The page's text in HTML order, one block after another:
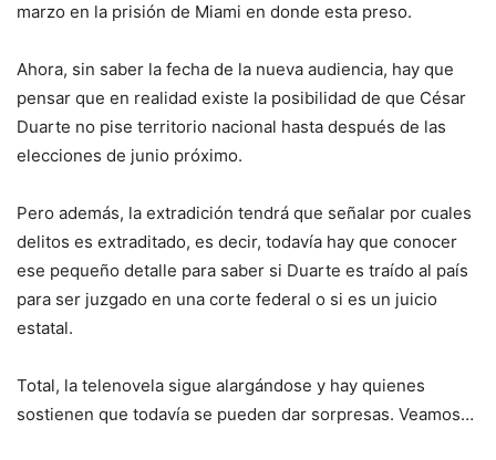
marzo en la prisión de Miami en donde esta preso.
Ahora, sin saber la fecha de la nueva audiencia, hay que
pensar que en realidad existe la posibilidad de que César
Duarte no pise territorio nacional hasta después de las
elecciones de junio próximo.
Pero además, la extradición tendrá que señalar por cuales
delitos es extraditado, es decir, todavía hay que conocer
ese pequeño detalle para saber si Duarte es traído al país
para ser juzgado en una corte federal o si es un juicio
estatal.
Total, la telenovela sigue alargándose y hay quienes
sostienen que todavía se pueden dar sorpresas. Veamos…